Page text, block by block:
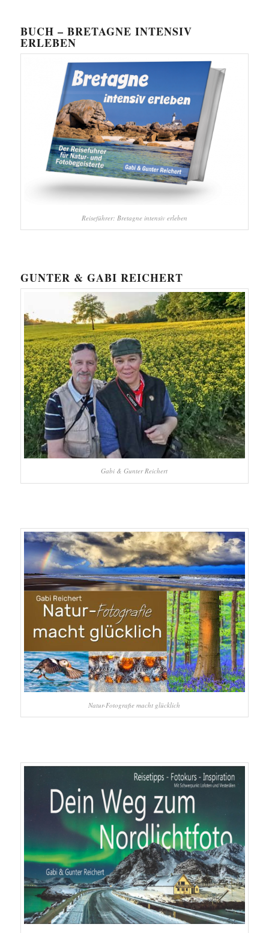
BUCH – BRETAGNE INTENSIV
ERLEBEN
Reiseführer: Bretagne intensiv erleben
GUNTER & GABI REICHERT
Gabi & Gunter Reichert
Natur-Fotografie macht glücklich